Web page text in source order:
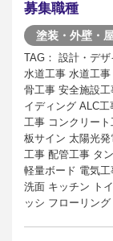
募集職種
塗装・外壁・
TAG： 設計・デ
水道工事 水道工
骨工事 安全施設
イディング ALC
工事 コンクリー
板サイン 太陽光
工事 配管工事 タ
軽量ボード 電気
洗面 キッチン ト
ッシ フローリン